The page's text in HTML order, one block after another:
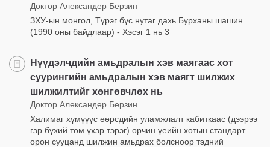
Доктор Александер Берзин
ЗХУ-ын монгол, Түрэг бүс нутаг дахь Бурханы шашин
(1990 оны байдлаар) - Хэсэг 1 нь 3
Нүүдэлчдийн амьдралын хэв маягаас хот
суурингийн амьдралын хэв маягт шилжих
шилжилтийг хөнгөвчлөх нь
Доктор Александер Берзин
Халимаг хүмүүүс өөрсдийн уламжлалт кабиткаас (дээрээ
гэр бүхий том үхэр тэрэг) орчин үеийн хотын стандарт
орон сууцанд шилжин амьдрах болсноор тэдний